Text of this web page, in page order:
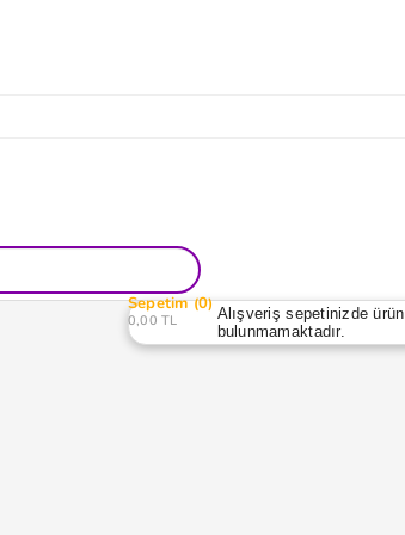
Sepetim 0
0,00 TL
Alışveriş sepetinizde ürün
bulunmamaktadır.